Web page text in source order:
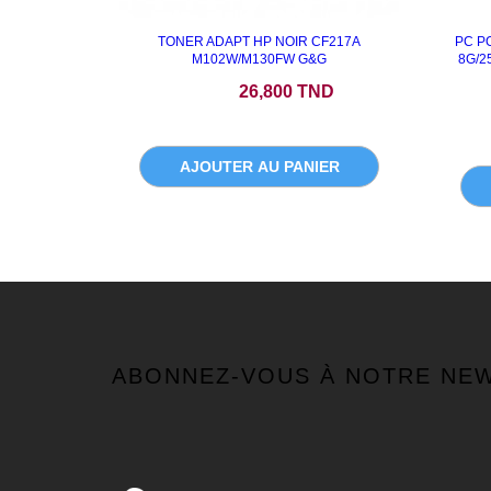
TONER ADAPT HP NOIR CF217A
M102W/M130FW G&G
26,800 TND
AJOUTER AU PANIER
PC
8G/
ABONNEZ-VOUS À NOTRE